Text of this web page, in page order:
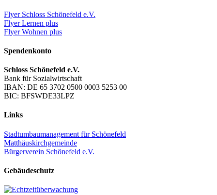
Flyer Schloss Schönefeld e.V.
Flyer Lernen plus
Flyer Wohnen plus
Spendenkonto
Schloss Schönefeld e.V.
Bank für Sozialwirtschaft
IBAN: DE 65 3702 0500 0003 5253 00
BIC: BFSWDE33LPZ
Links
Stadtumbaumanagement für Schönefeld
Matthäuskirchgemeinde
Bürgerverein Schönefeld e.V.
Gebäudeschutz